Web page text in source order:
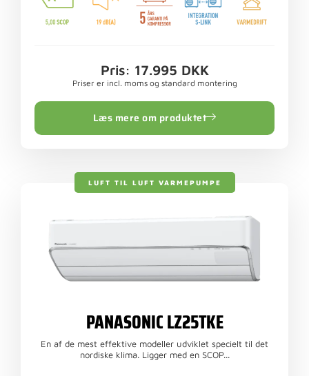
Pris: 17.995 DKK
Priser er incl. moms og standard montering
Læs mere om produktet
LUFT TIL LUFT VARMEPUMPE
PANASONIC LZ25TKE
En af de mest effektive modeller udviklet specielt til det
nordiske klima. Ligger med en SCOP...